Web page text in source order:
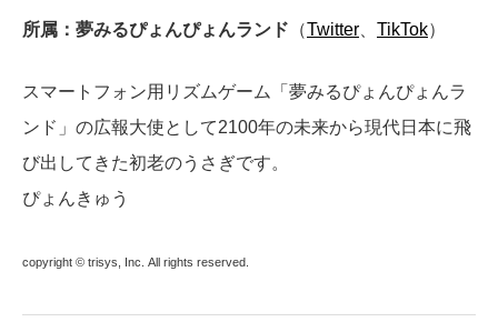
所属：夢みるぴょんぴょんランド （Twitter TikTok）
スマートフォン用リズムゲーム「夢みるぴょんぴょんラ
ンド」の広報大使として2100年の未来から現代日本に飛
び出してきた初老のうさぎです。
ぴょんきゅう
copyright © trisys, Inc. All rights reserved.